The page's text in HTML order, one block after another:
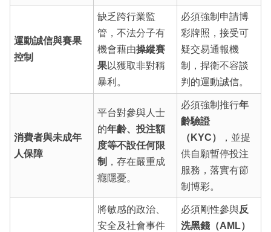
運動誠信與賽果
控制
缺乏跨行業監
管，不法分子有
機會藉由操縱賽
果以獲取非對稱
暴利。
必須強制申請博
彩牌照，接受可
疑交易通報機
制，捍衛不容談
判的運動誠信。
消費者與未成年
人保障
平台對參與人士
的年齡、投注額
度等不設任何限
制 ，存在嚴重成
癮隱憂。
必須強制推行年
齡驗證
（KYC）
，並提
供自願暫停投注
服務，落實有節
制博彩。
將敏感的政治、
安全及社會事件
必須剛性參與反
洗黑錢（AML）